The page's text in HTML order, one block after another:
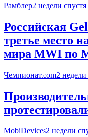
Рамблер2 недели спустя
Российская
третье место
мира MWI по
Чемпионат.com2 недели
MobiDevices2 недели